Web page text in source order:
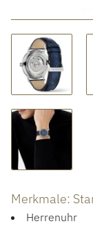
HOCHZEIT
ACCESSOIRES
Merkmale:
Herrenuhr